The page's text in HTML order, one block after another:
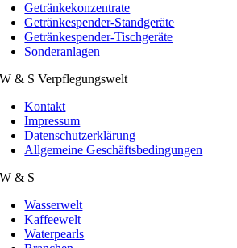
Getränkekonzentrate
Getränkespender-Standgeräte
Getränkespender-Tischgeräte
Sonderanlagen
W & S Verpflegungswelt
Kontakt
Impressum
Datenschutzerklärung
Allgemeine Geschäftsbedingungen
W & S
Wasserwelt
Kaffeewelt
Waterpearls